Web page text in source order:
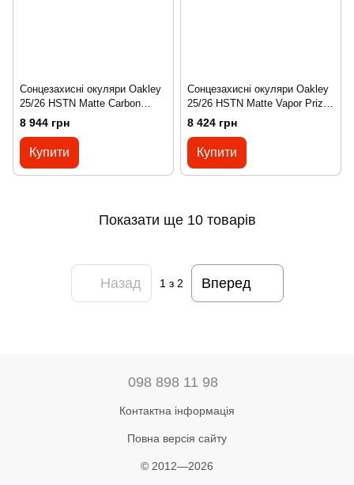
Сонцезахисні окуляри Oakley
25/26 HSTN Matte Carbon
Prizm Ruby
8 944 грн
Купити
Сонцезахисні окуляри Oakley
25/26 HSTN Matte Vapor Prizm
Grey
8 424 грн
Купити
Показати ще 10 товарів
Назад 1з 2 Вперед
098 898 11 98
Контактна інформація
Повна версія сайту
© 2012—2026